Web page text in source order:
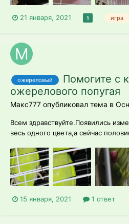
21 января, 2021 1 игра
ожереловый
Помогите с
ожерелового попугая
Макс777 опубликовал тема в
Всем здравствуйте.Появились
весь одного цвета,а сейчас
фруктов ест яблоки,банан
меняется регулярно...
проказник,изменений в
15 января, 2021 1 ответ